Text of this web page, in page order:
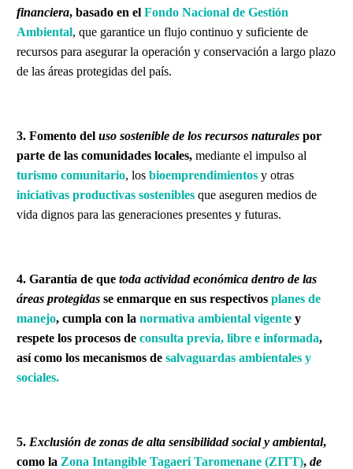
financiera, basado en el Fondo Nacional de Gestión
Ambiental, que garantice un flujo continuo y suficiente de
recursos para asegurar la operación y conservación a largo plazo
de las áreas protegidas del país.
3. Fomento del uso sostenible de los recursos naturales por
parte de las comunidades locales, mediante el impulso al
turismo comunitario, los bioemprendimientos y otras
iniciativas productivas sostenibles que aseguren medios de
vida dignos para las generaciones presentes y futuras.
4. Garantía de que toda actividad económica dentro de las
áreas protegidas se enmarque en sus respectivos planes de
manejo, cumpla con la normativa ambiental vigente y
respete los procesos de consulta previa, libre e informada,
así como los mecanismos de salvaguardas ambientales y
sociales.
5. Exclusión de zonas de alta sensibilidad social y ambiental,
como la Zona Intangible Tagaeri Taromenane (ZITT), de